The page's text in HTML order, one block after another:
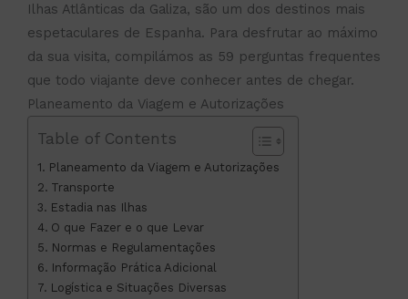
Ilhas Atlânticas da Galiza, são um dos destinos mais
espetaculares de Espanha. Para desfrutar ao máximo
da sua visita, compilámos as 59 perguntas frequentes
que todo viajante deve conhecer antes de chegar.
Planeamento da Viagem e Autorizações
Table of Contents
Planeamento da Viagem e Autorizações
Transporte
Estadia nas Ilhas
O que Fazer e o que Levar
Normas e Regulamentações
Informação Prática Adicional
Logística e Situações Diversas